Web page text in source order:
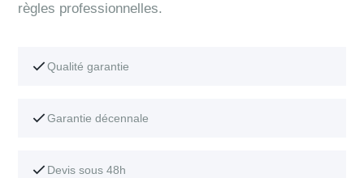
règles professionnelles.
Qualité garantie
Garantie décennale
Devis sous 48h